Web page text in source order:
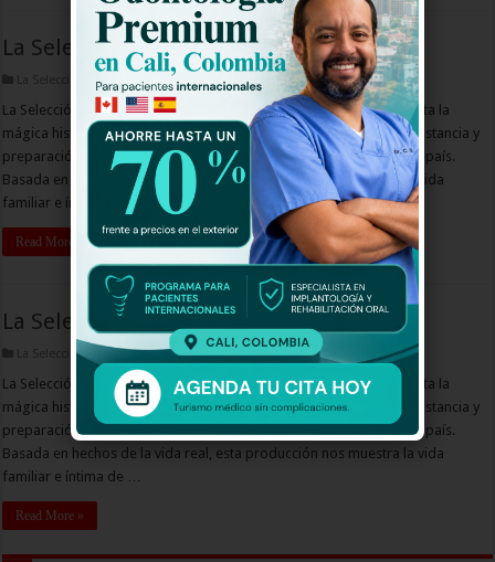
La Selección La Serie 2 Capitulo 56
La Selección La Serie 2 Capitulo
La Selección en su Segunda Temporada, La Historia Continúa, cuenta la
mágica historia de cinco humildes deportistas que gracias a su constancia y
preparación, lograron convertirse en los verdaderos héroes de un país.
Basada en hechos de la vida real, esta producción nos muestra la vida
familiar e íntima de …
Read More »
La Selección La Serie 2 Capitulo 55
La Selección La Serie 2 Capitulo
La Selección en su Segunda Temporada, La Historia Continúa, cuenta la
mágica historia de cinco humildes deportistas que gracias a su constancia y
preparación, lograron convertirse en los verdaderos héroes de un país.
Basada en hechos de la vida real, esta producción nos muestra la vida
familiar e íntima de …
Read More »